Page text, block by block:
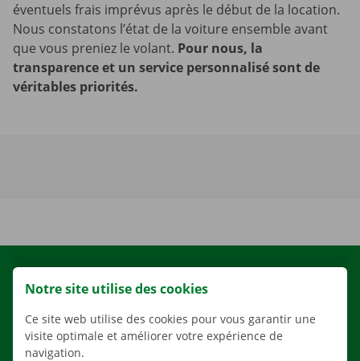
éventuels frais imprévus après le début de la location.
Nous constatons l’état de la voiture ensemble avant
que vous preniez le volant. Pour nous, la
transparence et un service personnalisé sont de
véritables priorités.
NOS SERVICES
Notre site utilise des cookies
Ce site web utilise des cookies pour vous garantir une
visite optimale et améliorer votre expérience de
navigation.